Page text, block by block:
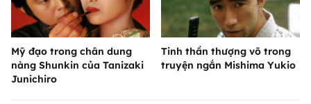
Mỹ đạo trong chân dung
nàng Shunkin của Tanizaki
Junichiro
Tinh thần thượng võ trong
truyện ngắn Mishima Yukio